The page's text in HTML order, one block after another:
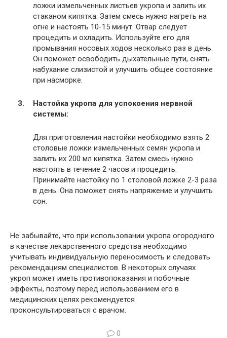
ложки измельченных листьев укропа и залить их
стаканом кипятка. Затем смесь нужно нагреть на
огне и настоять 10-15 минут. Отвар следует
процедить и охладить. Используйте его для
промывания носовых ходов несколько раз в день.
Он поможет освободить дыхательные пути, снять
набухание слизистой и улучшить общее состояние
при насморке.
Настойка укропа для успокоения нервной
системы:
Для приготовления настойки необходимо взять 2
столовые ложки измельченных семян укропа и
залить их 200 мл кипятка. Затем смесь нужно
настоять в течение 2 часов и процедить.
Принимайте настойку по 1 столовой ложке 2-3 раза
в день. Она поможет снять напряжение и улучшить
сон.
Не забывайте, что при использовании укропа огородного
в качестве лекарственного средства необходимо
учитывать индивидуальную переносимость и следовать
рекомендациям специалистов. В некоторых случаях
укроп может иметь противопоказания и побочные
эффекты, поэтому перед использованием его в
медицинских целях рекомендуется
проконсультироваться с врачом.
0